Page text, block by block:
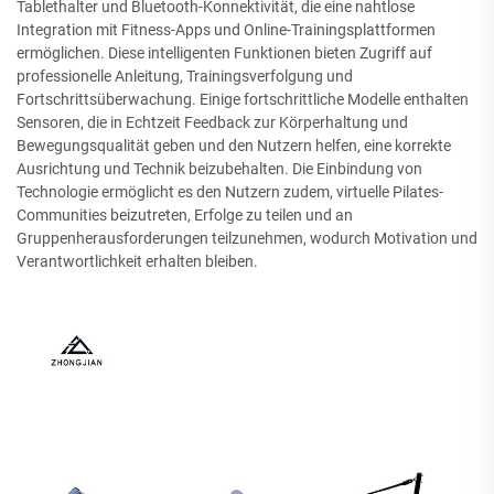
Tablethalter und Bluetooth-Konnektivität, die eine nahtlose
Integration mit Fitness-Apps und Online-Trainingsplattformen
ermöglichen. Diese intelligenten Funktionen bieten Zugriff auf
professionelle Anleitung, Trainingsverfolgung und
Fortschrittsüberwachung. Einige fortschrittliche Modelle enthalten
Sensoren, die in Echtzeit Feedback zur Körperhaltung und
Bewegungsqualität geben und den Nutzern helfen, eine korrekte
Ausrichtung und Technik beizubehalten. Die Einbindung von
Technologie ermöglicht es den Nutzern zudem, virtuelle Pilates-
Communities beizutreten, Erfolge zu teilen und an
Gruppenherausforderungen teilzunehmen, wodurch Motivation und
Verantwortlichkeit erhalten bleiben.